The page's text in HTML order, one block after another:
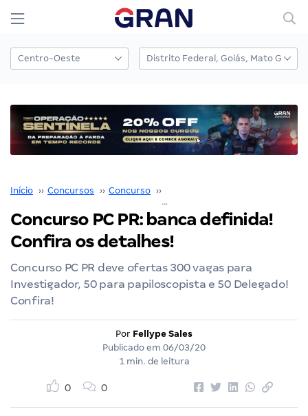
Início ›› Concursos ›› Concurso ››
Concurso PC PR: banca definida!
Confira os detalhes!
Concurso PC PR deve ofertas 300 vagas para
Investigador, 50 para papiloscopista e 50 Delegado!
Confira!
Por Fellype Sales
Publicado em 06/03/20
1 min. de leitura
0 0